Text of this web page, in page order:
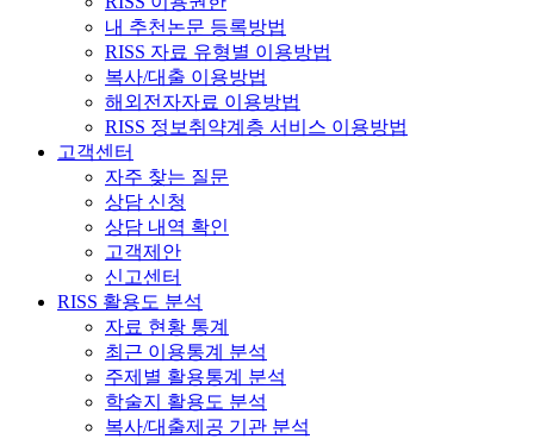
내 추천논문 등록방법
RISS 자료 유형별 이용방법
복사/대출 이용방법
해외전자자료 이용방법
RISS 정보취약계층 서비스 이용방법
고객센터
자주 찾는 질문
상담 신청
상담 내역 확인
고객제안
신고센터
RISS 활용도 분석
자료 현황 통계
최근 이용통계 분석
주제별 활용통계 분석
학술지 활용도 분석
복사/대출제공 기관 분석